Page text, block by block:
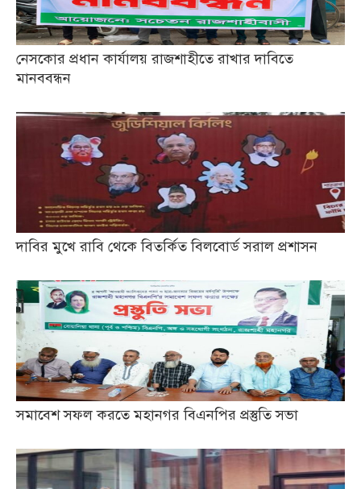
নেসকোর প্রধান কার্যালয় রাজশাহীতে রাখার দাবিতে
মানববন্ধন
দাবির মুখে রাবি থেকে বিতর্কিত বিলবোর্ড সরাল প্রশাসন
সমাবেশ সফল করতে মহানগর বিএনপির প্রস্তুতি সভা